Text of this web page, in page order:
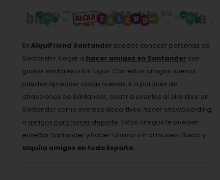
En AlquiFriend Santander puedes conocer personas de
Santander. Llegar a hacer amigos en Santander con
gustos similares a los tuyos. Con estos amigos nuevos
puedes aprender cosas nuevas, ir a parques de
atracciones de Santander, asistir a eventos al aire libre en
Santander como eventos deportivos, hacer snowboarding,
o amigos para hacer deporte. Estos amigos te pueden
enseñar Santander y hacer turismo o ir al museo. Busca y
alquila amigos en toda España.